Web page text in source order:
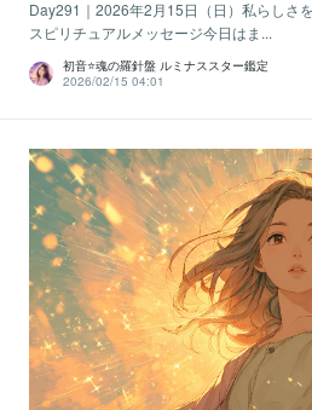
Day291｜2026年2月15日（日）私らしさ
スピリチュアルメッセージ今日はま...
初音⭐️魂の羅針盤 ルミナススター鑑定
2026/02/15 04:01